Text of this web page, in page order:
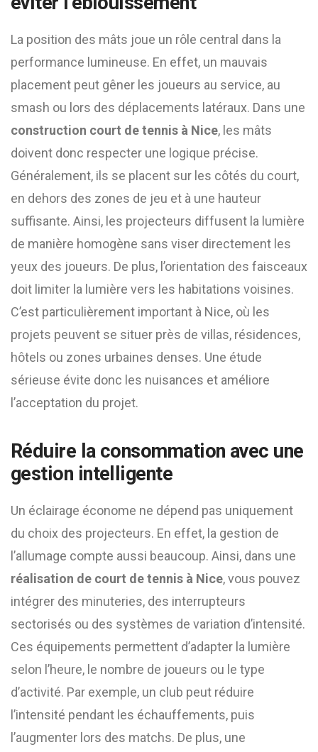
La position des mâts joue un rôle central dans la
performance lumineuse. En effet, un mauvais
placement peut gêner les joueurs au service, au
smash ou lors des déplacements latéraux. Dans une
construction court de tennis à Nice, les mâts
doivent donc respecter une logique précise.
Généralement, ils se placent sur les côtés du court,
en dehors des zones de jeu et à une hauteur
suffisante. Ainsi, les projecteurs diffusent la lumière
de manière homogène sans viser directement les
yeux des joueurs. De plus, l’orientation des faisceaux
doit limiter la lumière vers les habitations voisines.
C’est particulièrement important à Nice, où les
projets peuvent se situer près de villas, résidences,
hôtels ou zones urbaines denses. Une étude
sérieuse évite donc les nuisances et améliore
l’acceptation du projet.
Réduire la consommation avec une
gestion intelligente
Un éclairage économe ne dépend pas uniquement
du choix des projecteurs. En effet, la gestion de
l’allumage compte aussi beaucoup. Ainsi, dans une
réalisation de court de tennis à Nice, vous pouvez
intégrer des minuteries, des interrupteurs
sectorisés ou des systèmes de variation d’intensité.
Ces équipements permettent d’adapter la lumière
selon l’heure, le nombre de joueurs ou le type
d’activité. Par exemple, un club peut réduire
l’intensité pendant les échauffements, puis
l’augmenter lors des matchs. De plus, une